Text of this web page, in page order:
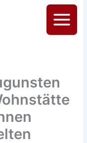
Main